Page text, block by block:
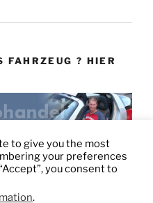
FAHRZEUG ? HIER
to give you the most
your preferences
you consent to
.